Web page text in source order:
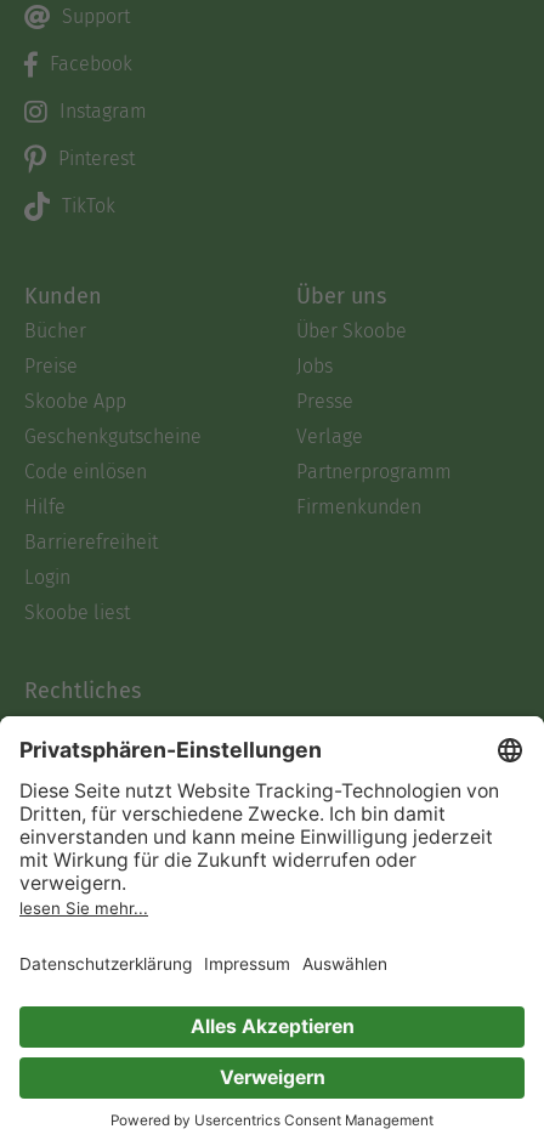
Support
Facebook
Instagram
Pinterest
TikTok
Kunden
Bücher
Preise
Skoobe App
Geschenkgutscheine
Code einlösen
Hilfe
Barrierefreiheit
Login
Skoobe liest
Über uns
Über Skoobe
Jobs
Presse
Verlage
Partnerprogramm
Firmenkunden
Rechtliches
AGB
Informationen nach Data
Act
Verträge hier kündigen
Impressum
Immer ein gutes Buch